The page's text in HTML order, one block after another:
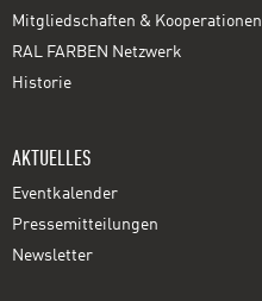
Mitgliedschaften & Kooperationen
RAL FARBEN Netzwerk
Historie
AKTUELLES
Eventkalender
Pressemitteilungen
Newsletter